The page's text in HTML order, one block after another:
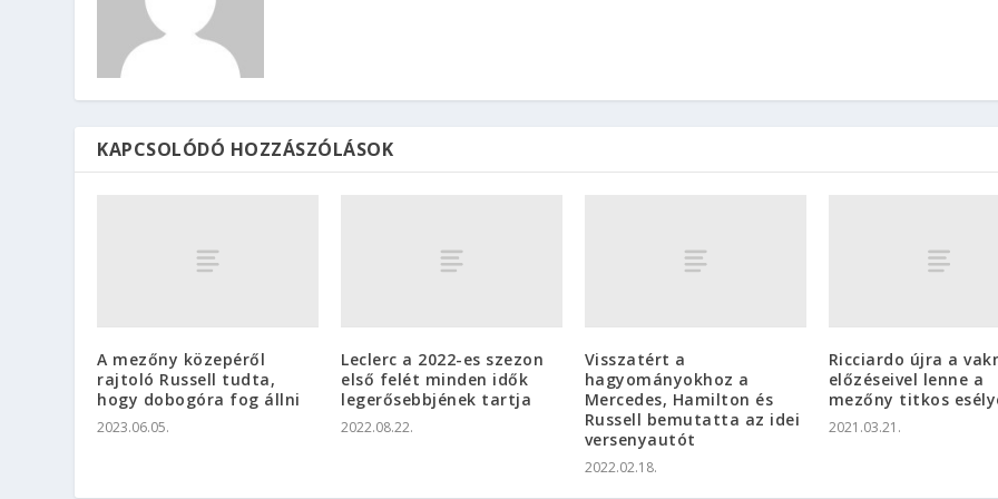
KAPCSOLÓDÓ HOZZÁSZÓLÁSOK
A mezőny közepéről
rajtoló Russell tudta,
hogy dobogóra fog állni
2023.06.05.
Leclerc a 2022-es szezon
első felét minden idők
legerősebbjének tartja
2022.08.22.
Visszatért a
hagyományokhoz a
Mercedes, Hamilton és
Russell bemutatta az idei
versenyautót
2022.02.18.
Ricciardo újra a
előzéseivel lenne a
mezőny titkos
2021.03.21.